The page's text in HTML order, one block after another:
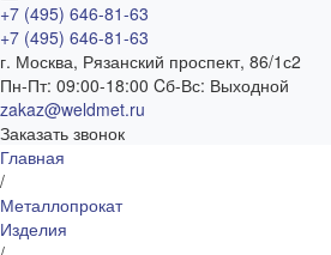
+7 (495) 646-81-63
+7 (495) 646-81-63
г. Москва, Рязанский проспект, 86/1с2
Пн-Пт: 09:00-18:00 Cб-Вс: Выходной
zakaz@weldmet.ru
Заказать звонок
Главная
/
Металлопрокат
Изделия